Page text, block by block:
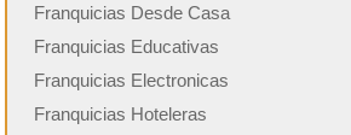
Franquicias Desde Casa
Franquicias Educativas
Franquicias Electronicas
Franquicias Hoteleras